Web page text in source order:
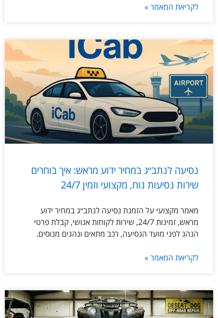
לקריאת המאמר »
נסיעה לנתב״ג במחיר ידוע מראש: איך בוחרים
שירות נסיעות נוח, מקצועי וזמין 24/7
מאמר מקצועי על הזמנת נסיעה לנתב״ג במחיר ידוע
מראש, זמינות 24/7, שירות לקוחות אנושי, קבלת פרטי
הנהג לפני מועד הנסיעה, רכב מתאים ונהגים מנוסים.
לקריאת המאמר »